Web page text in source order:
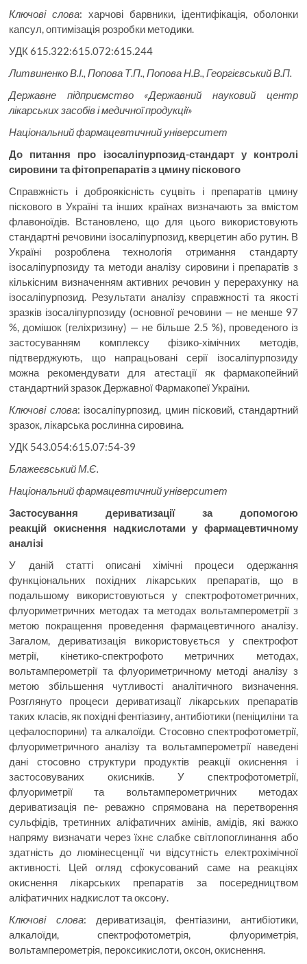
Ключові слова: харчові барвники, ідентифікація, оболонки
капсул, оптимізація розробки методики.
УДК 615.322:615.072:615.244
Литвиненко В.І., Попова Т.П., Попова Н.В., Георгієвський В.П.
Державне підприємство «Державний науковий центр
лікарських засобів і медичної продукції»
Національний фармацевтичний університет
До питання про ізосаліпурпозид-стандарт у контролі
сировини та фітопрепаратів з цмину піскового
Справжність і доброякісність суцвіть і препаратів цмину
піскового в Україні та інших країнах визначають за вмістом
флавоноїдів. Встановлено, що для цього використовують
стандартні речовини ізосаліпурпозид, кверцетин або рутин. В
Україні розроблена технологія отримання стандарту
ізосаліпурпозиду та методи аналізу сировини і препаратів з
кількісним визначенням активних речовин у перерахунку на
ізосаліпурпозид. Результати аналізу справжності та якості
зразків ізосаліпурпозиду (основної речовини — не менше 97
%, домішок (геліхризину) — не більше 2.5 %), проведеного із
застосуванням комплексу фізико-хімічних методів,
підтверджують, що напрацьовані серії ізосаліпурпозиду
можна рекомендувати для атестації як фармакопейний
стандартний зразок Державної Фармакопеї України.
Ключові слова: ізосаліпурпозид, цмин пісковий, стандартний
зразок, лікарська рослинна сировина.
УДК 543.054:615.07:54-39
Блажеєвський М.Є.
Національний фармацевтичний університет
Застосування дериватизації за допомогою
реакцій окиснення надкислотами у фармацевтичному
аналізі
У даній статті описані хімічні процеси одержання
функціональних похідних лікарських препаратів, що в
подальшому використовуються у спектрофотометричних,
флуориметричних методах та методах вольтамперометрії з
метою покращення проведення фармацевтичного аналізу.
Загалом, дериватизація використовується у спектрофот
метрії, кінетико-спектрофото метричних методах,
вольтамперометрії та флуориметричному методі аналізу з
метою збільшення чутливості аналітичного визначення.
Розглянуто процеси дериватизації лікарських препаратів
таких класів, як похідні фентіазину, антибіотики (пеніциліни та
цефалоспорини) та алкалоїди. Стосовно спектрофотометрії,
флуориметричного аналізу та вольтамперометрії наведені
дані стосовно структури продуктів реакції окиснення і
застосовуваних окисників. У спектрофотометрії,
флуориметрії та вольтамперометричних методах
дериватизація пе- реважно спрямована на перетворення
сульфідів, третинних аліфатичних амінів, амідів, які важко
напряму визначати через їхнє слабке світлопоглинання або
здатність до люмінесценції чи відсутність електрохімічної
активності. Цей огляд сфокусований саме на реакціях
окиснення лікарських препаратів за посередництвом
аліфатичних надкислот та оксону.
Ключові слова: дериватизація, фентіазини, антибіотики,
алкалоїди, спектрофотометрія, флуориметрія,
вольтамперометрія, пероксикислоти, оксон, окиснення.